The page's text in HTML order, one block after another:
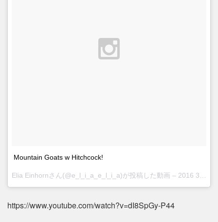
Mountain Goats w Hitchcock!
Elia Einhornさん(@e_l_i_a_e_l_i_a)が投稿した動画 – 2016 3月 31 6:05午後 PDT
https://www.youtube.com/watch?v=dI8SpGy-P44